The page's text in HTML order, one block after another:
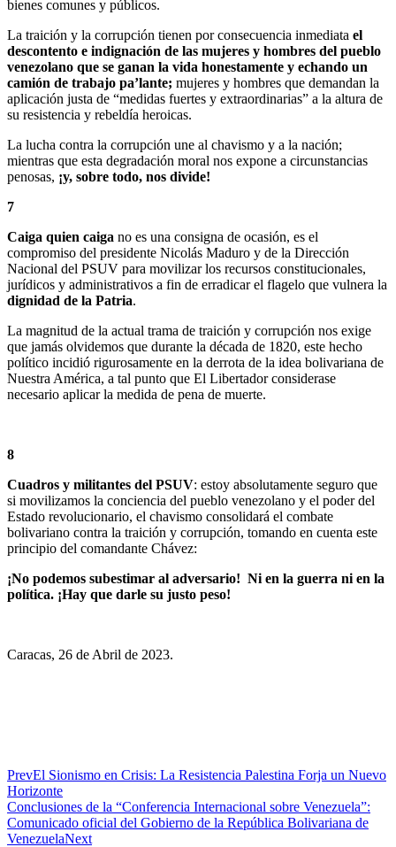
bienes comunes y públicos.
La traición y la corrupción tienen por consecuencia inmediata el
descontento e indignación de las mujeres y hombres del pueblo
venezolano que se ganan la vida honestamente y echando un
camión de trabajo pa’lante; mujeres y hombres que demandan la
aplicación justa de “medidas fuertes y extraordinarias” a la altura de
su resistencia y rebeldía heroicas.
La lucha contra la corrupción une al chavismo y a la nación;
mientras que esta degradación moral nos expone a circunstancias
penosas, ¡y, sobre todo, nos divide!
7
Caiga quien caiga no es una consigna de ocasión, es el
compromiso del presidente Nicolás Maduro y de la Dirección
Nacional del PSUV para movilizar los recursos constitucionales,
jurídicos y administrativos a fin de erradicar el flagelo que vulnera la
dignidad de la Patria.
La magnitud de la actual trama de traición y corrupción nos exige
que jamás olvidemos que durante la década de 1820, este hecho
político incidió rigurosamente en la derrota de la idea bolivariana de
Nuestra América, a tal punto que El Libertador considerase
necesario aplicar la medida de pena de muerte.
8
Cuadros y militantes del PSUV: estoy absolutamente seguro que
si movilizamos la conciencia del pueblo venezolano y el poder del
Estado revolucionario, el chavismo consolidará el combate
bolivariano contra la traición y corrupción, tomando en cuenta este
principio del comandante Chávez:
¡No podemos subestimar al adversario! Ni en la guerra ni en la
política. ¡Hay que darle su justo peso!
Caracas, 26 de Abril de 2023.
PrevEl Sionismo en Crisis: La Resistencia Palestina Forja un Nuevo
Horizonte
Conclusiones de la “Conferencia Internacional sobre Venezuela”:
Comunicado oficial del Gobierno de la República Bolivariana de
VenezuelaNext